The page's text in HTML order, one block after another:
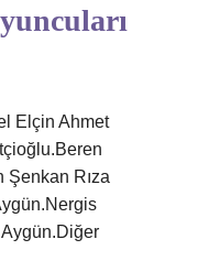
Elçin Ahmet
Şenkan Rıza